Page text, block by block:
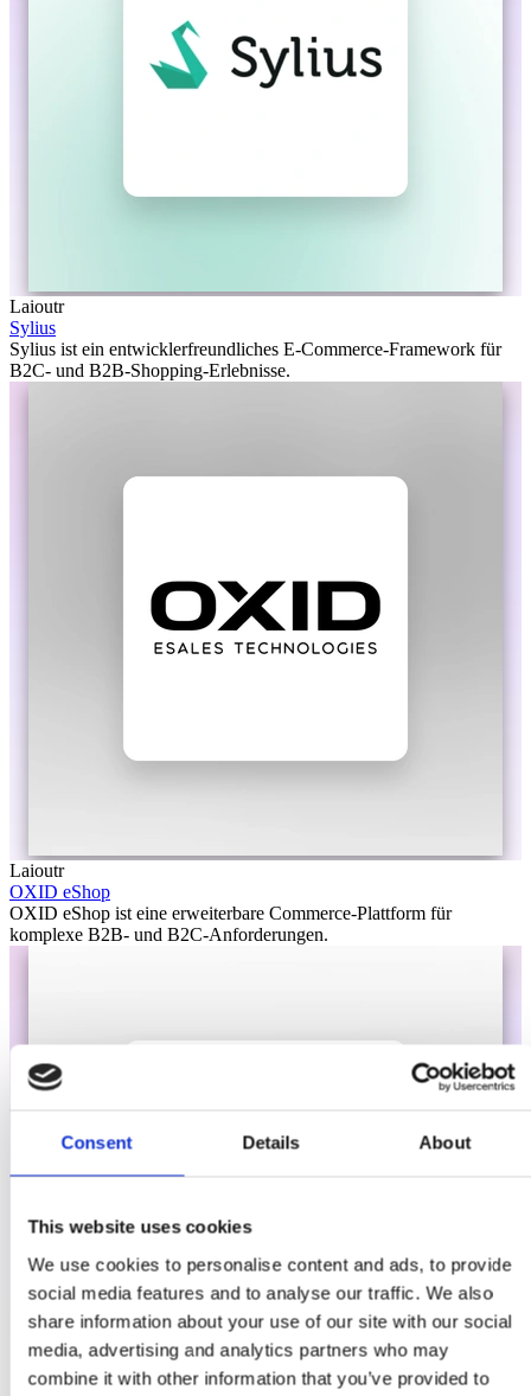
Consent Details About
This website uses cookies
We use cookies to personalise content and ads, to provide
social media features and to analyse our traffic. We also
share information about your use of our site with our social
media, advertising and analytics partners who may
combine it with other information that you’ve provided to
Laioutr
Sylius
Sylius ist ein entwicklerfreundliches E-Commerce-Framework für
B2C- und B2B-Shopping-Erlebnisse.
Laioutr
OXID eShop
OXID eShop ist eine erweiterbare Commerce-Plattform für
komplexe B2B- und B2C-Anforderungen.